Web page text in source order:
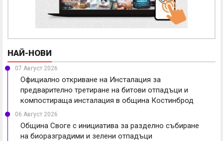
НАЙ-НОВИ
07 Август 2026
Официално откриване на Инсталация за
предварително третиране на битови отпадъци и
компостираща инсталация в община Костинброд
06 Август 2026
Община Своге с инициатива за разделно събиране
на биоразградими и зелени отпадъци